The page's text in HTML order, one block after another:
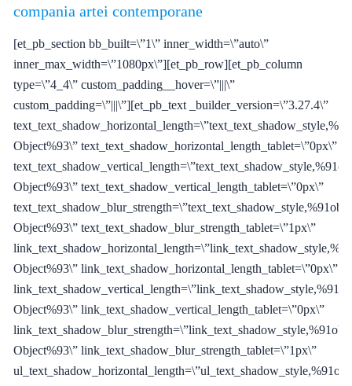
compania artei contemporane
[et_pb_section bb_built=\”1\” inner_width=\”auto\”
inner_max_width=\”1080px\”][et_pb_row][et_pb_column
type=\”4_4\” custom_padding__hover=\”|||\”
custom_padding=\”|||\”][et_pb_text _builder_version=\”3.27.4\”
Object%93\” text_text_shadow_horizontal_length_tablet=\”0px\”
Object%93\” text_text_shadow_vertical_length_tablet=\”0px\”
Object%93\” text_text_shadow_blur_strength_tablet=\”1px\”
Object%93\” link_text_shadow_horizontal_length_tablet=\”0px\”
Object%93\” link_text_shadow_vertical_length_tablet=\”0px\”
Object%93\” link_text_shadow_blur_strength_tablet=\”1px\”